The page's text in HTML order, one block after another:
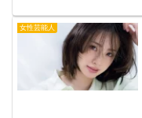
女性芸能人